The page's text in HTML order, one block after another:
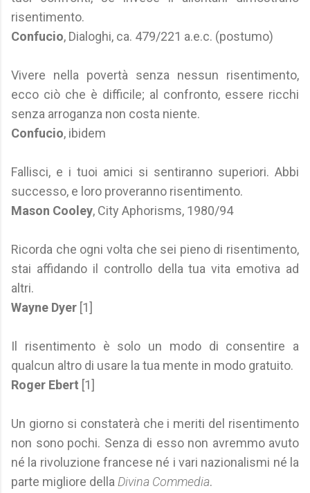
risentimento.
Confucio, Dialoghi, ca. 479/221 a.e.c. (postumo)
Vivere nella povertà senza nessun risentimento,
ecco ciò che è difficile; al confronto, essere ricchi
senza arroganza non costa niente.
Confucio, ibidem
Fallisci, e i tuoi amici si sentiranno superiori. Abbi
successo, e loro proveranno risentimento.
Mason Cooley, City Aphorisms, 1980/94
Ricorda che ogni volta che sei pieno di risentimento,
stai affidando il controllo della tua vita emotiva ad
altri.
Wayne Dyer [1]
Il risentimento è solo un modo di consentire a
qualcun altro di usare la tua mente in modo gratuito.
Roger Ebert [1]
Un giorno si constaterà che i meriti del risentimento
non sono pochi. Senza di esso non avremmo avuto
né la rivoluzione francese né i vari nazionalismi né la
parte migliore della Divina Commedia.